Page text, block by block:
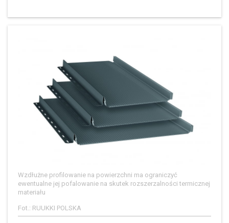
Wzdłużne profilowanie na powierzchni ma ograniczyć
ewentualne jej pofalowanie na skutek rozszerzalności termicznej
materiału
Fot.: RUUKKI POLSKA